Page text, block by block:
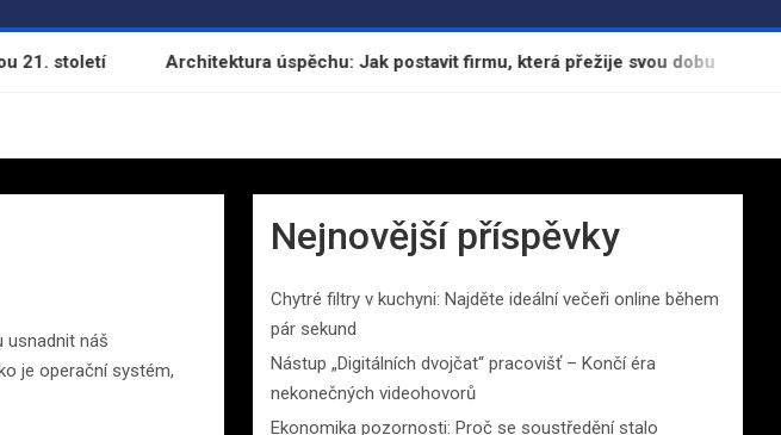
století Architektura úspěchu: Jak postavit firmu, která přežije svou dobu
usnadnit náš
je operační systém,
Nejnovější příspěvky
Chytré filtry v kuchyni: Najděte ideální večeři online během
pár sekund
Nástup „Digitálních dvojčat“ pracovišť – Končí éra
nekonečných videohovorů
Ekonomika pozornosti: Proč se soustředění stalo